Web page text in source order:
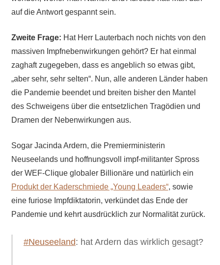
auf die Antwort gespannt sein.
Zweite Frage: Hat Herr Lauterbach noch nichts von den
massiven Impfnebenwirkungen gehört? Er hat einmal
zaghaft zugegeben, dass es angeblich so etwas gibt,
„aber sehr, sehr selten“. Nun, alle anderen Länder haben
die Pandemie beendet und breiten bisher den Mantel
des Schweigens über die entsetzlichen Tragödien und
Dramen der Nebenwirkungen aus.
Sogar Jacinda Ardern, die Premierministerin
Neuseelands und hoffnungsvoll impf-militanter Spross
der WEF-Clique globaler Billionäre und natürlich ein
Produkt der Kaderschmiede „Young Leaders“, sowie
eine furiose Impfdiktatorin, verkündet das Ende der
Pandemie und kehrt ausdrücklich zur Normalität zurück.
#Neuseeland: hat Ardern das wirklich gesagt?